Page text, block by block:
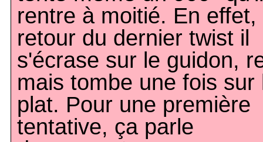
rentre à moitié. En effet,
retour du dernier twist il
s'écrase sur le guidon,
mais tombe une fois sur
plat. Pour une première
tentative, ça parle